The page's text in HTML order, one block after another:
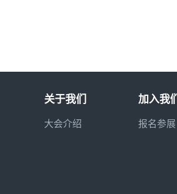
关于我们
大会介绍
加入我们
报名参展